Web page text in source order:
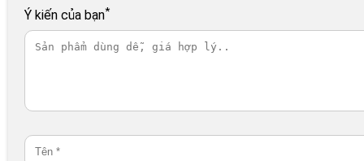
Ý kiến của bạn*